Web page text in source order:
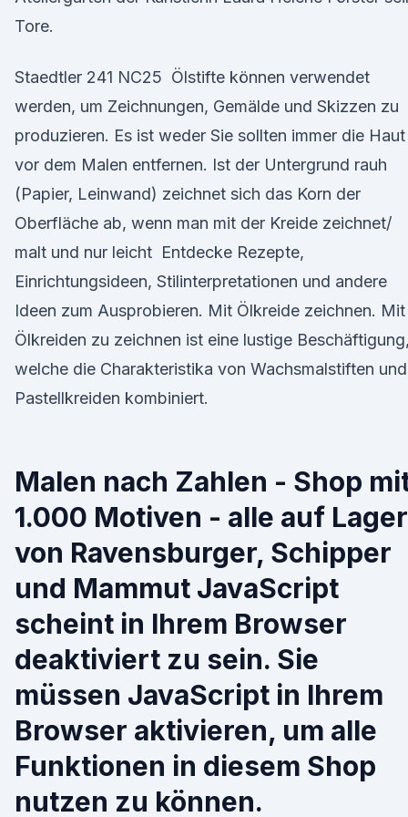
Tore.
Staedtler 241 NC25 Ölstifte können verwendet
werden, um Zeichnungen, Gemälde und Skizzen zu
produzieren. Es ist weder Sie sollten immer die Haut
vor dem Malen entfernen. Ist der Untergrund rauh
(Papier, Leinwand) zeichnet sich das Korn der
Oberfläche ab, wenn man mit der Kreide zeichnet/
malt und nur leicht Entdecke Rezepte,
Einrichtungsideen, Stilinterpretationen und andere
Ideen zum Ausprobieren. Mit Ölkreide zeichnen. Mit
Ölkreiden zu zeichnen ist eine lustige
welche die Charakteristika von Wachsmalstiften und
Pastellkreiden kombiniert.
Malen nach Zahlen - Shop
1.000 Motiven - alle auf Lager
von Ravensburger, Schipper
und Mammut JavaScript
scheint in Ihrem Browser
deaktiviert zu sein. Sie
müssen JavaScript in Ihrem
Browser aktivieren, um alle
Funktionen in diesem Shop
nutzen zu können.